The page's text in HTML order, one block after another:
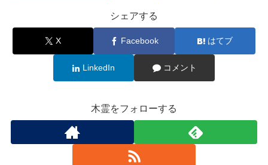
シェアする
X Facebook はてブ
LinkedIn コメント
木霊をフォローする